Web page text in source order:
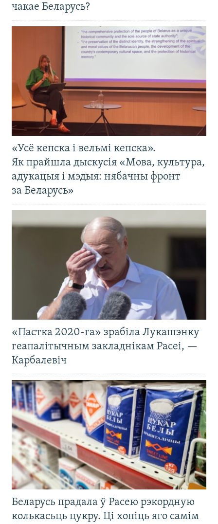
чакае Беларусь?
«Усё кепска і вельмі кепска».
Як прайшла дыскусія «Мова, культура,
адукацыя і мэдыя: нябачны фронт
за Беларусь»
«Пастка 2020-га» зрабіла Лукашэнку
геапалітычным закладнікам Расеі, —
Карбалевіч
Беларусь прадала ў Расею рэкордную
колькасьць цукру. Ці хопіць яго самім